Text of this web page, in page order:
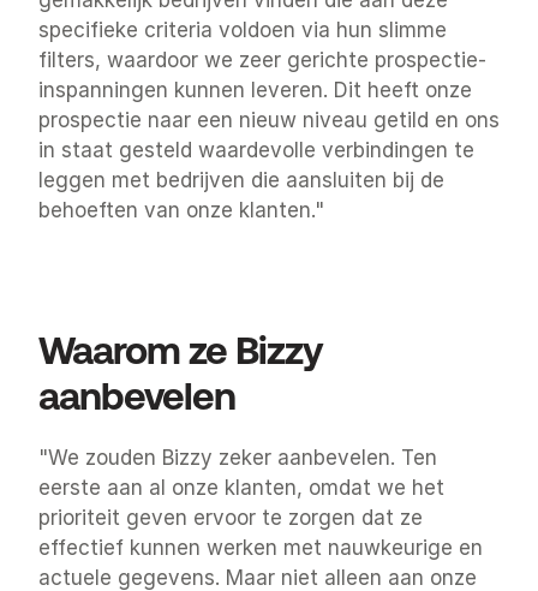
specifieke criteria voldoen via hun slimme
filters, waardoor we zeer gerichte prospectie-
inspanningen kunnen leveren. Dit heeft onze
prospectie naar een nieuw niveau getild en ons
in staat gesteld waardevolle verbindingen te
leggen met bedrijven die aansluiten bij de
behoeften van onze klanten."
Waarom ze Bizzy
aanbevelen
"We zouden Bizzy zeker aanbevelen. Ten
eerste aan al onze klanten, omdat we het
prioriteit geven ervoor te zorgen dat ze
effectief kunnen werken met nauwkeurige en
actuele gegevens. Maar niet alleen aan onze